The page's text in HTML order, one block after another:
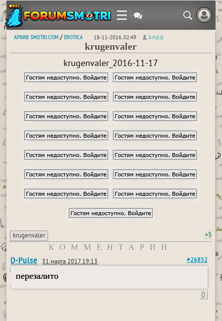
АРХИВ SMOTRI.COM /EROTICA 18-11-2016, 02:49 D-PULSE
krugenvaler
krugenvaler_2016-11-17
krugenvaler +5
КОММЕНТАРИИ
D-Pulse 31 марта 2017 19:13 #26852
перезалито
0